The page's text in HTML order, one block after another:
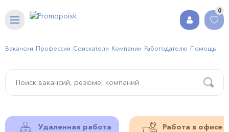
0
Вакансии Профессии Соискатели Компании Работодателю Помощь
Удаленная работа Работа в офисе